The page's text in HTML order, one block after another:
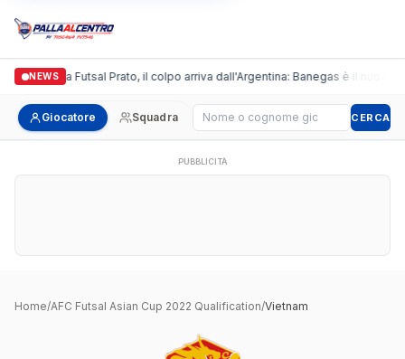
NEWS
Italgronda Futsal Prato, il colpo arriva dall'Argentina: Banegas è il nuovo
Giocatore Squadra Cerca giocatore CERCA
PUBBLICITÀ
Home/AFC Futsal Asian Cup 2022 Qualification/Vietnam